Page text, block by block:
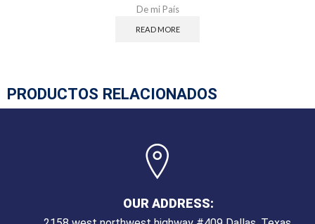
De mi País
READ MORE
PRODUCTOS RELACIONADOS
OUR ADDRESS: